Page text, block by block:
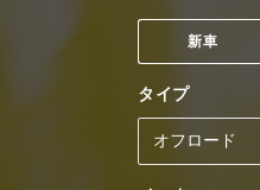
新車
タイプ